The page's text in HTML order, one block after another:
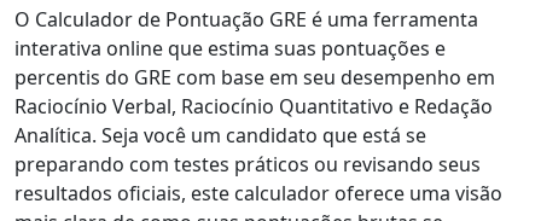
O Calculador de Pontuação GRE é uma ferramenta
interativa online que estima suas pontuações e
percentis do GRE com base em seu desempenho em
Raciocínio Verbal, Raciocínio Quantitativo e Redação
Analítica. Seja você um candidato que está se
preparando com testes práticos ou revisando seus
resultados oficiais, este calculador oferece uma visão